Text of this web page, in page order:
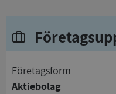
företagsform
Aktiebolag